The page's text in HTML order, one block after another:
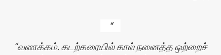
வணக்கம். கடற்கரையில் கால் நனைத்த ஒற்றைச்